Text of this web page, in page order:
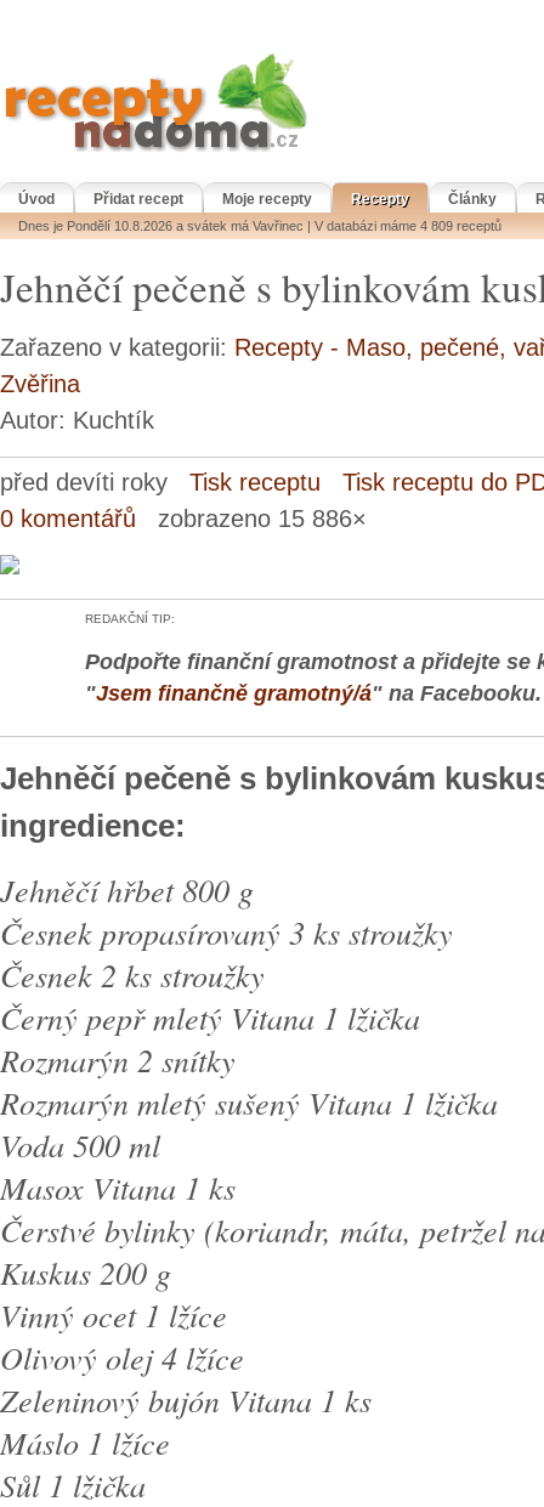
Úvod Přidat recept Moje recepty Recepty Články
Dnes je Pondělí 10.8.2026 a svátek má Vavřinec | V databázi máme 4 809 receptů
Jehněčí pečeně s bylinkovám
Zařazeno v kategorii: Recepty - Maso, pečené,
Zvěřina
Autor: Kuchtík
před devíti roky Tisk receptu
Tisk receptu do
0 komentářů zobrazeno 15 886×
REDAKČNÍ TIP:
Podpořte finanční gramotnost a přidejte se
"Jsem finančně gramotný/á" na Facebooku.
Jehněčí pečeně s bylinkovám
ingredience:
Jehněčí hřbet 800 g
Česnek propasírovaný 3 ks stroužky
Česnek 2 ks stroužky
Černý pepř mletý Vitana 1 lžička
Rozmarýn 2 snítky
Rozmarýn mletý sušený Vitana 1 lžička
Voda 500 ml
Masox Vitana 1 ks
Čerstvé bylinky (koriandr, máta, petržel
Kuskus 200 g
Vinný ocet 1 lžíce
Olivový olej 4 lžíce
Zeleninový bujón Vitana 1 ks
Máslo 1 lžíce
Sůl 1 lžička